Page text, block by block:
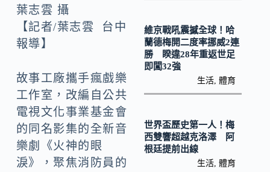
葉志雲 攝
【記者/葉志雲 台中
報導】
故事工廠攜手瘋戲樂
工作室，改編自公共
電視文化事業基金會
的同名影集的全新音
樂劇《火神的眼
淚》，聚焦消防員的
維京戰吼震撼全球！哈
蘭德梅開二度率挪威2連
勝 睽違28年重返世足
即闖32強
生活 ,體育
世界盃歷史第一人！梅
西雙響超越克洛澤 阿
根廷提前出線
生活 ,體育